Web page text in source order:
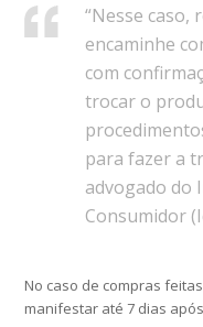
“Nesse caso,
encaminhe
com
trocar o
para fazer a
advogado do
Consumidor
No caso de compras
manifestar até 7 dias